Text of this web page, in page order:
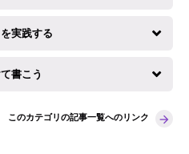
実践する
書こう
このカテゴリの記事一覧へのリンク